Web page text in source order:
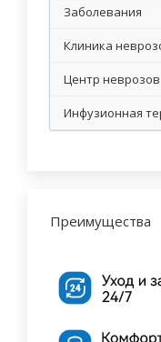
Заболевания
Клиника
Центр неврозов
Инфузионная
Преимущества